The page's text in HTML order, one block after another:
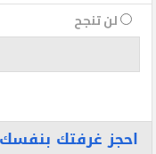
لن تنجح
احجز غرفتك